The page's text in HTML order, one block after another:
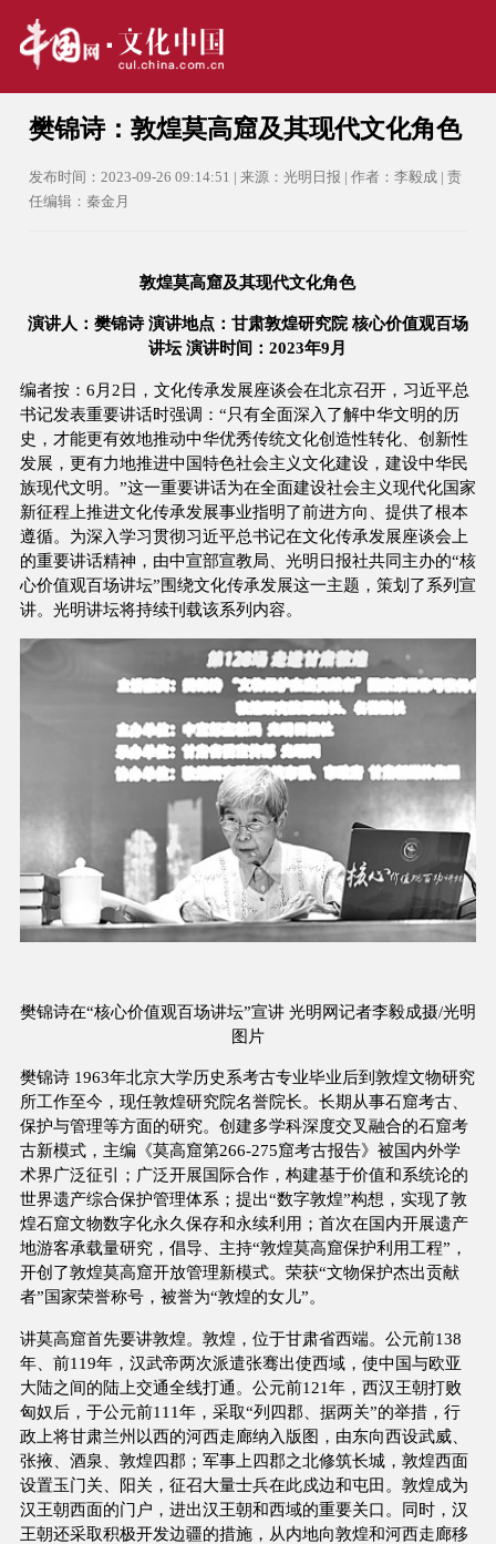
樊锦诗：敦煌莫高窟及其现代文化角色
发布时间：2023-09-26 09:14:51 | 来源：光明日报 | 作者：李毅成 | 责
任编辑：秦金月
敦煌莫高窟及其现代文化角色
演讲人：樊锦诗 演讲地点：甘肃敦煌研究院 核心价值观百场
讲坛 演讲时间：2023年9月
编者按：6月2日，文化传承发展座谈会在北京召开，习近平总
书记发表重要讲话时强调：“只有全面深入了解中华文明的历
史，才能更有效地推动中华优秀传统文化创造性转化、创新性
发展，更有力地推进中国特色社会主义文化建设，建设中华民
族现代文明。”这一重要讲话为在全面建设社会主义现代化国家
新征程上推进文化传承发展事业指明了前进方向、提供了根本
遵循。为深入学习贯彻习近平总书记在文化传承发展座谈会上
的重要讲话精神，由中宣部宣教局、光明日报社共同主办的“核
心价值观百场讲坛”围绕文化传承发展这一主题，策划了系列宣
讲。光明讲坛将持续刊载该系列内容。
樊锦诗在“核心价值观百场讲坛”宣讲 光明网记者李毅成摄/光明
图片
樊锦诗 1963年北京大学历史系考古专业毕业后到敦煌文物研究
所工作至今，现任敦煌研究院名誉院长。长期从事石窟考古、
保护与管理等方面的研究。创建多学科深度交叉融合的石窟考
古新模式，主编《莫高窟第266-275窟考古报告》被国内外学
术界广泛征引；广泛开展国际合作，构建基于价值和系统论的
世界遗产综合保护管理体系；提出“数字敦煌”构想，实现了敦
煌石窟文物数字化永久保存和永续利用；首次在国内开展遗产
地游客承载量研究，倡导、主持“敦煌莫高窟保护利用工程”，
开创了敦煌莫高窟开放管理新模式。荣获“文物保护杰出贡献
者”国家荣誉称号，被誉为“敦煌的女儿”。
讲莫高窟首先要讲敦煌。敦煌，位于甘肃省西端。公元前138
年、前119年，汉武帝两次派遣张骞出使西域，使中国与欧亚
大陆之间的陆上交通全线打通。公元前121年，西汉王朝打败
匈奴后，于公元前111年，采取“列四郡、据两关”的举措，行
政上将甘肃兰州以西的河西走廊纳入版图，由东向西设武威、
张掖、酒泉、敦煌四郡；军事上四郡之北修筑长城，敦煌西面
设置玉门关、阳关，征召大量士兵在此戍边和屯田。敦煌成为
汉王朝西面的门户，进出汉王朝和西域的重要关口。同时，汉
王朝还采取积极开发边疆的措施，从内地向敦煌和河西走廊移